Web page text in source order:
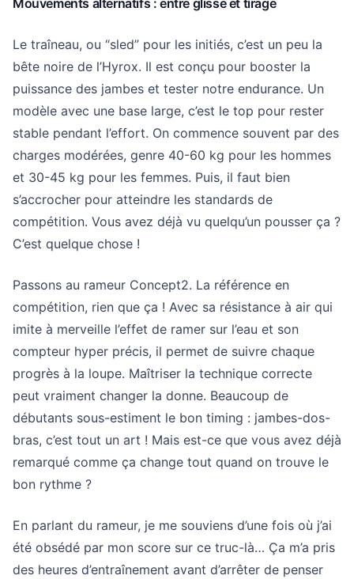
Mouvements alternatifs : entre glisse et tirage
Le traîneau, ou “sled” pour les initiés, c’est un peu la
bête noire de l’Hyrox. Il est conçu pour booster la
puissance des jambes et tester notre endurance. Un
modèle avec une base large, c’est le top pour rester
stable pendant l’effort. On commence souvent par des
charges modérées, genre 40-60 kg pour les hommes
et 30-45 kg pour les femmes. Puis, il faut bien
s’accrocher pour atteindre les standards de
compétition. Vous avez déjà vu quelqu’un pousser ça ?
C’est quelque chose !
Passons au rameur Concept2. La référence en
compétition, rien que ça ! Avec sa résistance à air qui
imite à merveille l’effet de ramer sur l’eau et son
compteur hyper précis, il permet de suivre chaque
progrès à la loupe. Maîtriser la technique correcte
peut vraiment changer la donne. Beaucoup de
débutants sous-estiment le bon timing : jambes-dos-
bras, c’est tout un art ! Mais est-ce que vous avez déjà
remarqué comme ça change tout quand on trouve le
bon rythme ?
En parlant du rameur, je me souviens d’une fois où j’ai
été obsédé par mon score sur ce truc-là… Ça m’a pris
des heures d’entraînement avant d’arrêter de penser